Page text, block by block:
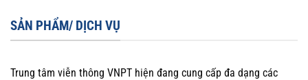
SẢN PHẨM/ DỊCH VỤ
Trung tâm viễn thông VNPT hiện đang cung cấp đa dạng các